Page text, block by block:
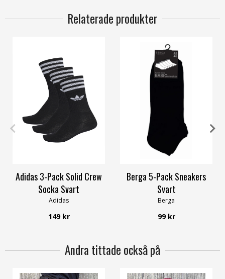
Relaterade produkter
27/30 31/34
Adidas 3-Pack Solid Crew
Socka Svart
Adidas
149 kr
39/42
Berga 5-Pack Sneakers
Svart
Berga
99 kr
Andra tittade också på